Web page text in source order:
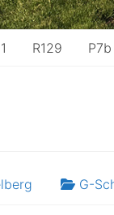
R129 P7b
G-